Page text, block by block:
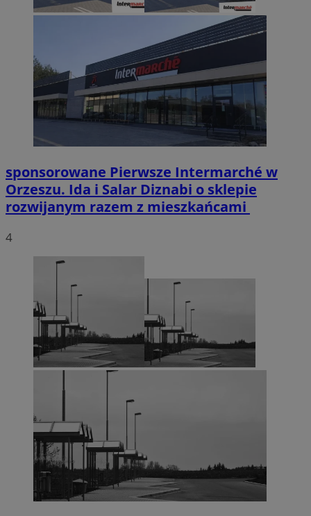
sponsorowane Pierwsze Intermarché w
Orzeszu. Ida i Salar Diznabi o sklepie
rozwijanym razem z mieszkańcami
4